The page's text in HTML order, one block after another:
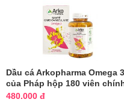
Dầu cá Arkopharma Omega 3
của Pháp hộp 180 viên
hãng
480.000 đ